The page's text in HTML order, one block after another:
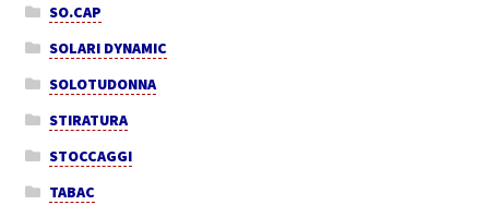
SO.CAP
SOLARI DYNAMIC
SOLOTUDONNA
STIRATURA
STOCCAGGI
TABAC